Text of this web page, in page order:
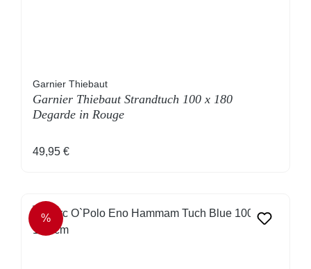
Garnier Thiebaut
Garnier Thiebaut Strandtuch 100 x 180
Degarde in Rouge
Regulärer Preis:
49,95 €
RABATT
%